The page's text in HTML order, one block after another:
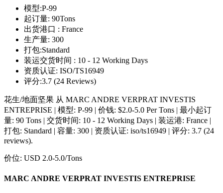
模型:P-99
起订量: 90Tons
出货港口 : France
生产量: 300
打包:Standard
装运交货时间 : 10 - 12 Working Days
资质认证: ISO/TS16949
评分:3.7 (24 Reviews)
花生/地面坚果 从 MARC ANDRE VERPRAT INVESTIS
ENTREPRISE | 模型: P-99 | 价钱: $2.0-5.0 Per Tons | 最小起订
量: 90 Tons | 交货时间: 10 - 12 Working Days | 装运港: France |
打包: Standard | 容量: 300 | 资质认证: iso/ts16949 | 评分: 3.7 (24
reviews).
价位: USD 2.0-5.0/Tons
MARC ANDRE VERPRAT INVESTIS ENTREPRISE